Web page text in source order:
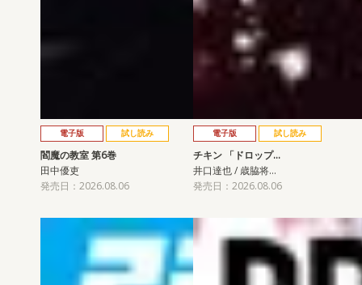
電子版 試し読み
閻魔の教室 第6巻
田中優吏
発売日：2026.08.06
電子版 試し読み
チキン 「ドロップ…
井口達也 / 歳脇将…
発売日：2026.08.06